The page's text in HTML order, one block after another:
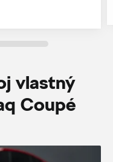
vlastný
Coupé